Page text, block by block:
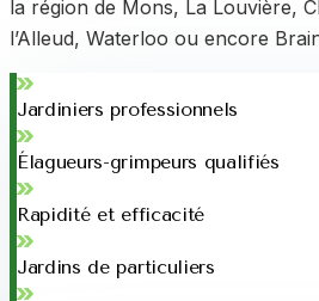
la région de Mons, La Louvière,
l’Alleud, Waterloo ou encore
Jardiniers professionnels
Élagueurs-grimpeurs qualifiés
Rapidité et efficacité
Jardins de particuliers